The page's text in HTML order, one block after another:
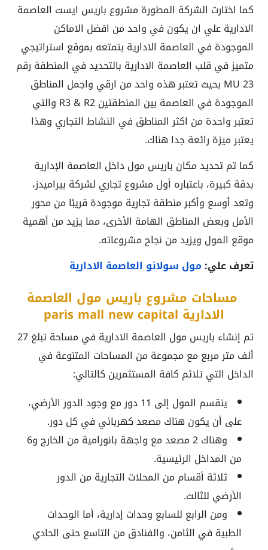
كما اختارت الشركة المطورة مشروع باريس ايست العاصمة
الادارية علي ان يكون في واحد من افضل الاماكن
الموجودة في العاصمة الادارية بتمتعه بموقع استراتيجي
متميز في قلب العاصمة الادارية بالتحديد في المنطقة رقم
MU 23 بحيث تعتبر هذه واحد من ارقي واجمل المناطق
الموجودة في العاصمة بين المنطقتين R3 & R2 والتي
تعتبر واحدة من اكثر المناطق في النشاط التجاري وهذا
يعتبر ميزة رائعة جدا هناك.
كما تم تحديد مكان باريس مول داخل العاصمة الإدارية
بدقة كبيرة، باعتباره أول مشروع تجاري لشركة بيراميدز،
وتعد أوسع وأكبر منطقة تجارية موجودة قريبًا من محور
الأمل وبعض المناطق الهامة الأخرى، مما يزيد من أهمية
موقع المول ويزيد من نجاح مشروعاته.
تعرف علي:مول سولانو العاصمة الادارية
مساحات مشروع باريس مول العاصمة
الادارية paris mall new capital
تم إنشاء باريس مول العاصمة الادارية في مساحة تبلغ 27
ألف متر مربع مع مجموعة من المساحات المتنوعة في
الداخل التي تلائم كافة المستثمرين كالتالي:
ينقسم المول إلى 11 دور مع وجود الدور الأرضي،
على أن يكون هناك مصعد كهربائي في كل دور.
وهناك 2 مصعد مع واجهة بانورامية من الخارج و6
من المداخل الرئيسية.
ثلاثة أقسام من المحلات التجارية من الدور
الأرضي للثالث.
ومن الرابع للسابع وحدات إدارية، أما الوحدات
الطبية في الثامن، والفنادق من التاسع حتى الحادي